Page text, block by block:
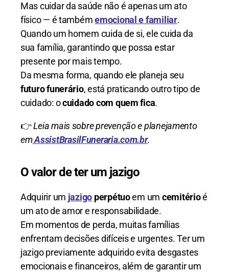
Mas cuidar da saúde não é apenas um ato
físico — é tambémemocional e familiar.
Quando um homem cuida de si, ele cuida da
sua família, garantindo que possa estar
presente por mais tempo.
Da mesma forma, quando ele planeja seu
futuro funerário, está praticando outro tipo de
cuidado: ocuidado com quem fica.
👉Leia mais sobre prevenção e planejamento
emAssistBrasilFuneraria.com.br.
O valor de ter um jazigo
Adquirir um jazigo perpétuoem um cemitérioé
um ato de amor e responsabilidade.
Em momentos de perda, muitas famílias
enfrentam decisões difíceis e urgentes. Ter um
jazigo previamente adquirido evita desgastes
emocionais e financeiros, além de garantir um